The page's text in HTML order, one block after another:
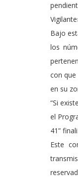
Bajo
los
con que
en su
“Si
el
41”
Este